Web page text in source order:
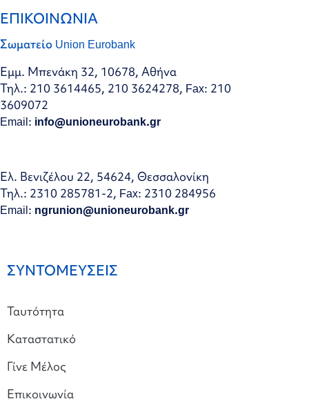
ΕΠΙΚΟΙΝΩΝΙΑ
Σωματείο Union Eurobank
Εμμ. Μπενάκη 32, 10678, Αθήνα
Τηλ.: 210 3614465, 210 3624278, Fax: 210
3609072
Email: info@unioneurobank.gr
Ελ. Βενιζέλου 22, 54624, Θεσσαλονίκη
Τηλ.: 2310 285781-2, Fax: 2310 284956
Email: ngrunion@unioneurobank.gr
ΣΥΝΤΟΜΕΥΣΕΙΣ
Ταυτότητα
Καταστατικό
Γίνε Μέλος
Επικοινωνία